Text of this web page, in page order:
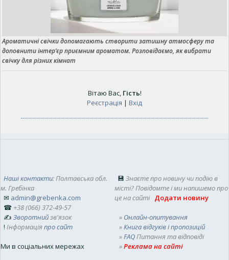
Ароматичні свічки допомагають створити затишну атмосферу та
доповнити інтер’єр приємним ароматом. Розповідаємо, як вибрати
свічку для різних кімнат
Вітаю Вас, Гість!
Реєстрація | Вхід
Наші контакти: Полтавська обл.
м. Гребінка
✉ admin@grebenka.com
☎ +38 (066) 372-49-57
✍ Зворотний зв'язок
! Інформаціяпро сайт
Ми в соціальних мережах
💾 Знаєте про новину чи подію в
місті? Повідомте і ми напишемо про
це на сайті Додати новину
» Онлайн-опитування
» Книга відгуків і пропозицій
» FAQ Питання та відповіді
»Реклама на сайті